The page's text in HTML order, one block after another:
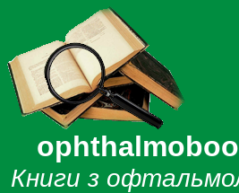
Книги з